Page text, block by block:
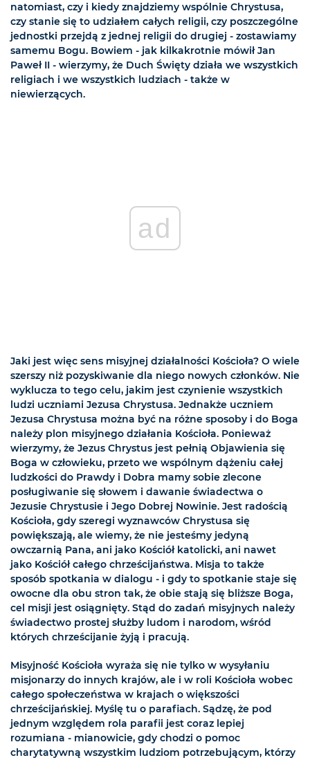
natomiast, czy i kiedy znajdziemy wspólnie Chrystusa,
czy stanie się to udziałem całych religii, czy poszczególne
jednostki przejdą z jednej religii do drugiej - zostawiamy
samemu Bogu. Bowiem - jak kilkakrotnie mówił Jan
Paweł II - wierzymy, że Duch Święty działa we wszystkich
religiach i we wszystkich ludziach - także w
niewierzących.
ad
Jaki jest więc sens misyjnej działalności Kościoła? O wiele
szerszy niż pozyskiwanie dla niego nowych członków. Nie
wyklucza to tego celu, jakim jest czynienie wszystkich
ludzi uczniami Jezusa Chrystusa. Jednakże uczniem
Jezusa Chrystusa można być na różne sposoby i do Boga
należy plon misyjnego działania Kościoła. Ponieważ
wierzymy, że Jezus Chrystus jest pełnią Objawienia się
Boga w człowieku, przeto we wspólnym dążeniu całej
ludzkości do Prawdy i Dobra mamy sobie zlecone
posługiwanie się słowem i dawanie świadectwa o
Jezusie Chrystusie i Jego Dobrej Nowinie. Jest radością
Kościoła, gdy szeregi wyznawców Chrystusa się
powiększają, ale wiemy, że nie jesteśmy jedyną
owczarnią Pana, ani jako Kościół katolicki, ani nawet
jako Kościół całego chrześcijaństwa. Misja to także
sposób spotkania w dialogu - i gdy to spotkanie staje się
owocne dla obu stron tak, że obie stają się bliższe Boga,
cel misji jest osiągnięty. Stąd do zadań misyjnych należy
świadectwo prostej służby ludom i narodom, wśród
których chrześcijanie żyją i pracują.
Misyjność Kościoła wyraża się nie tylko w wysyłaniu
misjonarzy do innych krajów, ale i w roli Kościoła wobec
całego społeczeństwa w krajach o większości
chrześcijańskiej. Myślę tu o parafiach. Sądzę, że pod
jednym względem rola parafii jest coraz lepiej
rozumiana - mianowicie, gdy chodzi o pomoc
charytatywną wszystkim ludziom potrzebującym, którzy